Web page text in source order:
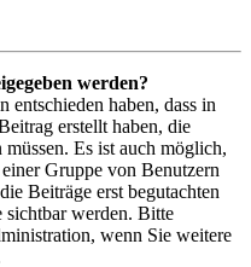
werden?
haben, dass in
erstellt haben, die
Es ist auch möglich,
Gruppe von Benutzern
Beiträge erst begutachten
sichtbar werden. Bitte
wenn Sie weitere